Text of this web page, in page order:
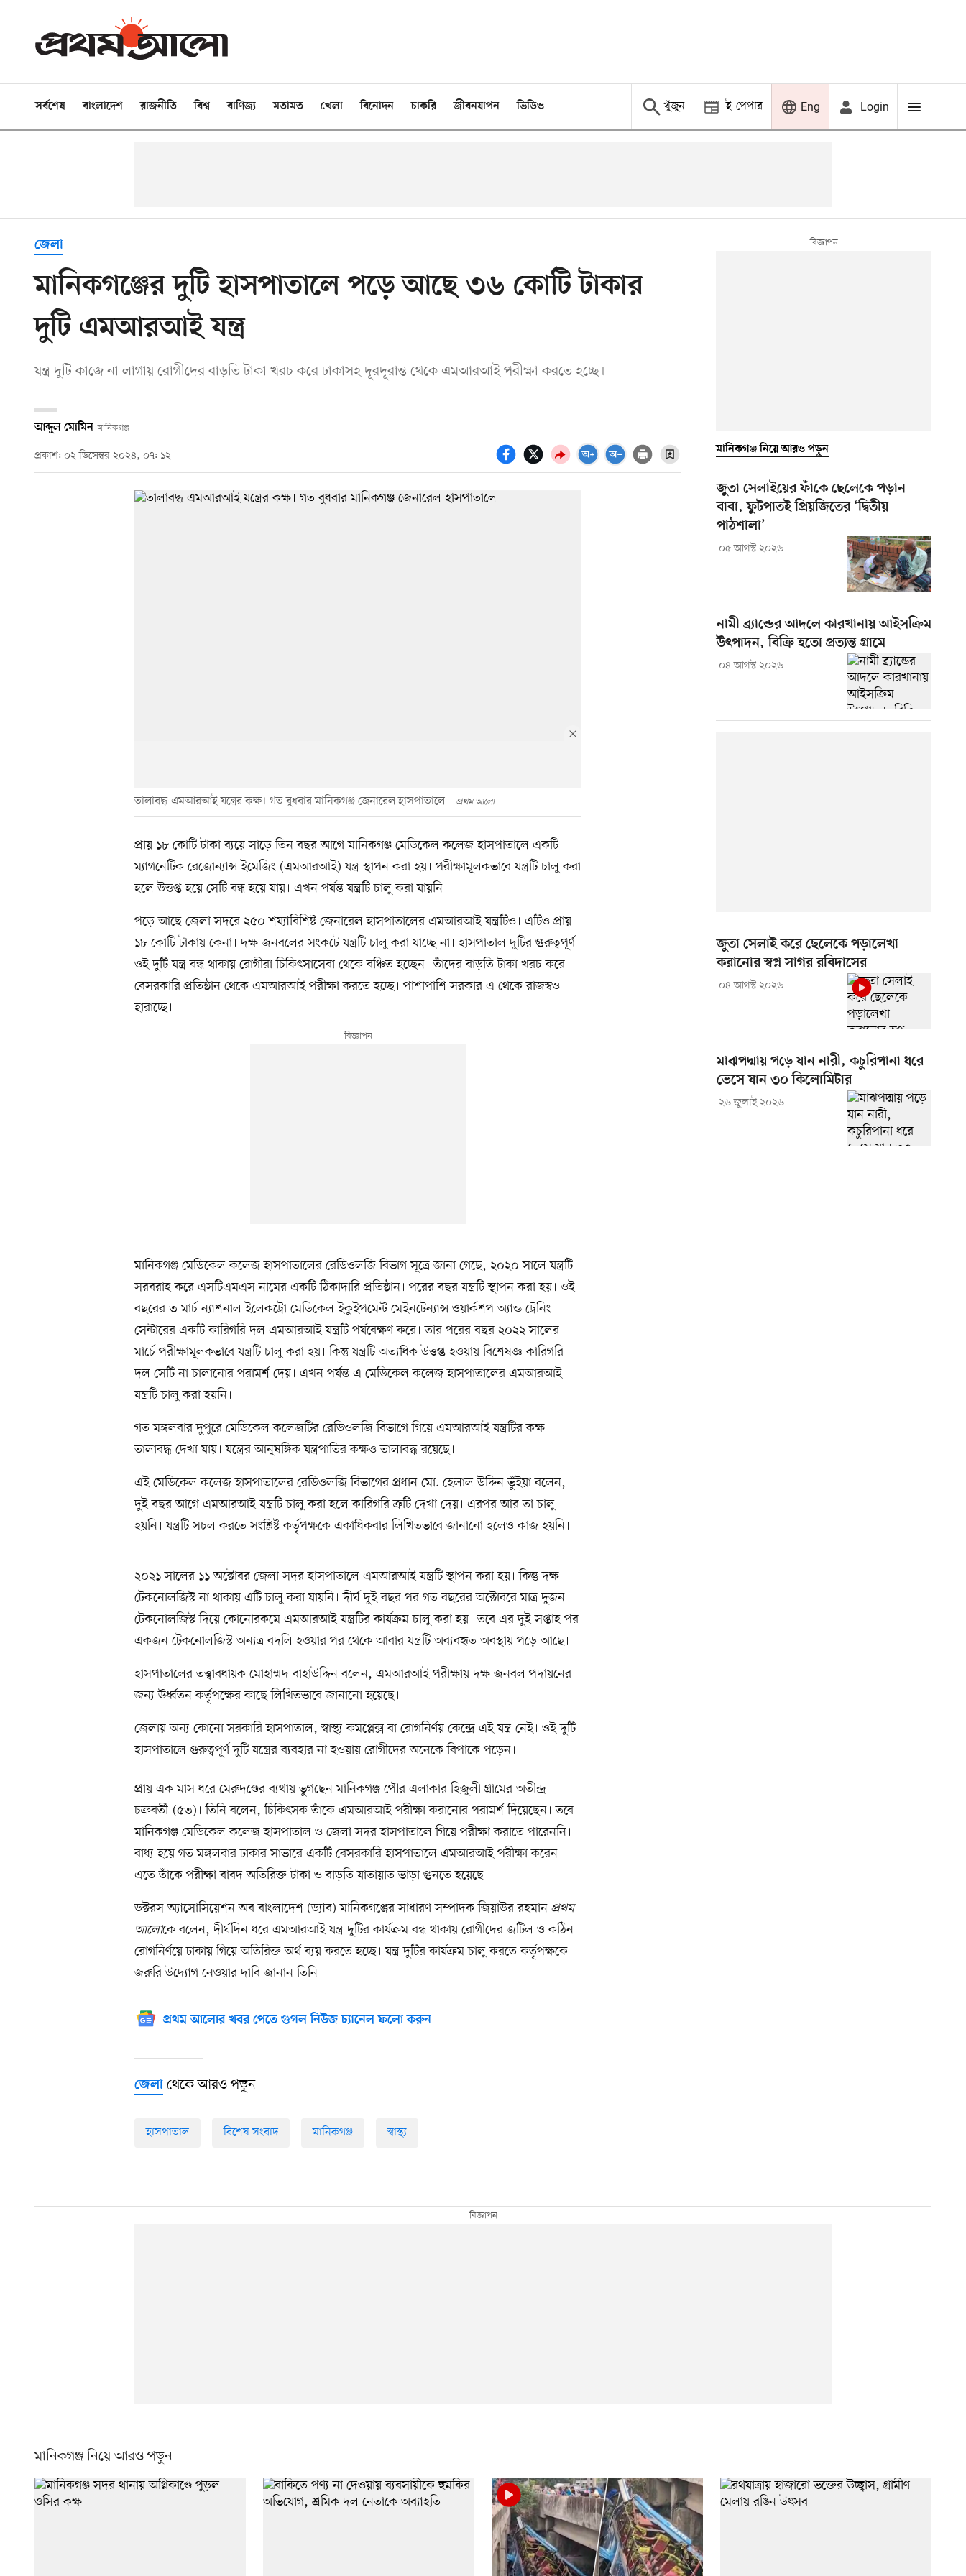
সর্বশেষ বাংলাদেশ রাজনীতি বিশ্ব বাণিজ্য মতামত খেলা বিনোদন চাকরি জীবনযাপন ভিডিও খুঁজুন ই-পেপার Eng Login
জেলা
মানিকগঞ্জের দুটি হাসপাতালে পড়ে আছে ৩৬ কোটি টাকার
দুটি এমআরআই যন্ত্র
যন্ত্র দুটি কাজে না লাগায় রোগীদের বাড়তি টাকা খরচ করে ঢাকাসহ দূরদূরান্ত থেকে এমআরআই পরীক্ষা করতে হচ্ছে।
আব্দুল মোমিন মানিকগঞ্জ
প্রকাশ: ০২ ডিসেম্বর ২০২৪, ০৭: ১২
তালাবদ্ধ এমআরআই যন্ত্রের কক্ষ। গত বুধবার মানিকগঞ্জ জেনারেল হাসপাতালে প্রথম আলো
প্রায় ১৮ কোটি টাকা ব্যয়ে সাড়ে তিন বছর আগে মানিকগঞ্জ মেডিকেল কলেজ হাসপাতালে একটি
ম্যাগনেটিক রেজোন্যান্স ইমেজিং (এমআরআই) যন্ত্র স্থাপন করা হয়। পরীক্ষামূলকভাবে যন্ত্রটি চালু করা
হলে উত্তপ্ত হয়ে সেটি বন্ধ হয়ে যায়। এখন পর্যন্ত যন্ত্রটি চালু করা যায়নি।
পড়ে আছে জেলা সদরে ২৫০ শয্যাবিশিষ্ট জেনারেল হাসপাতালের এমআরআই যন্ত্রটিও। এটিও প্রায়
১৮ কোটি টাকায় কেনা। দক্ষ জনবলের সংকটে যন্ত্রটি চালু করা যাচ্ছে না। হাসপাতাল দুটির গুরুত্বপূর্ণ
ওই দুটি যন্ত্র বন্ধ থাকায় রোগীরা চিকিৎসাসেবা থেকে বঞ্চিত হচ্ছেন। তাঁদের বাড়তি টাকা খরচ করে
বেসরকারি প্রতিষ্ঠান থেকে এমআরআই পরীক্ষা করতে হচ্ছে। পাশাপাশি সরকার এ থেকে রাজস্বও
হারাচ্ছে।
মানিকগঞ্জ মেডিকেল কলেজ হাসপাতালের রেডিওলজি বিভাগ সূত্রে জানা গেছে, ২০২০ সালে যন্ত্রটি
সরবরাহ করে এসটিএমএস নামের একটি ঠিকাদারি প্রতিষ্ঠান। পরের বছর যন্ত্রটি স্থাপন করা হয়। ওই
বছরের ৩ মার্চ ন্যাশনাল ইলেকট্রো মেডিকেল ইকুইপমেন্ট মেইনটেন্যান্স ওয়ার্কশপ অ্যান্ড ট্রেনিং
সেন্টারের একটি কারিগরি দল এমআরআই যন্ত্রটি পর্যবেক্ষণ করে। তার পরের বছর ২০২২ সালের
মার্চে পরীক্ষামূলকভাবে যন্ত্রটি চালু করা হয়। কিন্তু যন্ত্রটি অত্যধিক উত্তপ্ত হওয়ায় বিশেষজ্ঞ কারিগরি
দল সেটি না চালানোর পরামর্শ দেয়। এখন পর্যন্ত এ মেডিকেল কলেজ হাসপাতালের এমআরআই
যন্ত্রটি চালু করা হয়নি।
গত মঙ্গলবার দুপুরে মেডিকেল কলেজটির রেডিওলজি বিভাগে গিয়ে এমআরআই যন্ত্রটির কক্ষ
তালাবদ্ধ দেখা যায়। যন্ত্রের আনুষঙ্গিক যন্ত্রপাতির কক্ষও তালাবদ্ধ রয়েছে।
এই মেডিকেল কলেজ হাসপাতালের রেডিওলজি বিভাগের প্রধান মো. হেলাল উদ্দিন ভুঁইয়া বলেন,
দুই বছর আগে এমআরআই যন্ত্রটি চালু করা হলে কারিগরি ত্রুটি দেখা দেয়। এরপর আর তা চালু
হয়নি। যন্ত্রটি সচল করতে সংশ্লিষ্ট কর্তৃপক্ষকে একাধিকবার লিখিতভাবে জানানো হলেও কাজ হয়নি।
২০২১ সালের ১১ অক্টোবর জেলা সদর হাসপাতালে এমআরআই যন্ত্রটি স্থাপন করা হয়। কিন্তু দক্ষ
টেকনোলজিস্ট না থাকায় এটি চালু করা যায়নি। দীর্ঘ দুই বছর পর গত বছরের অক্টোবরে মাত্র দুজন
টেকনোলজিস্ট দিয়ে কোনোরকমে এমআরআই যন্ত্রটির কার্যক্রম চালু করা হয়। তবে এর দুই সপ্তাহ পর
একজন টেকনোলজিস্ট অন্যত্র বদলি হওয়ার পর থেকে আবার যন্ত্রটি অব্যবহৃত অবস্থায় পড়ে আছে।
হাসপাতালের তত্ত্বাবধায়ক মোহাম্মদ বাহাউদ্দিন বলেন, এমআরআই পরীক্ষায় দক্ষ জনবল পদায়নের
জন্য ঊর্ধ্বতন কর্তৃপক্ষের কাছে লিখিতভাবে জানানো হয়েছে।
জেলায় অন্য কোনো সরকারি হাসপাতাল, স্বাস্থ্য কমপ্লেক্স বা রোগনির্ণয় কেন্দ্রে এই যন্ত্র নেই। ওই দুটি
হাসপাতালে গুরুত্বপূর্ণ দুটি যন্ত্রের ব্যবহার না হওয়ায় রোগীদের অনেকে বিপাকে পড়েন।
প্রায় এক মাস ধরে মেরুদণ্ডের ব্যথায় ভুগছেন মানিকগঞ্জ পৌর এলাকার হিজুলী গ্রামের অতীন্দ্র
চক্রবর্তী (৫৩)। তিনি বলেন, চিকিৎসক তাঁকে এমআরআই পরীক্ষা করানোর পরামর্শ দিয়েছেন। তবে
মানিকগঞ্জ মেডিকেল কলেজ হাসপাতাল ও জেলা সদর হাসপাতালে গিয়ে পরীক্ষা করাতে পারেননি।
বাধ্য হয়ে গত মঙ্গলবার ঢাকার সাভারে একটি বেসরকারি হাসপাতালে এমআরআই পরীক্ষা করেন।
এতে তাঁকে পরীক্ষা বাবদ অতিরিক্ত টাকা ও বাড়তি যাতায়াত ভাড়া গুনতে হয়েছে।
ডক্টরস অ্যাসোসিয়েশন অব বাংলাদেশ (ড্যাব) মানিকগঞ্জের সাধারণ সম্পাদক জিয়াউর রহমান প্রথম
আলোকে বলেন, দীর্ঘদিন ধরে এমআরআই যন্ত্র দুটির কার্যক্রম বন্ধ থাকায় রোগীদের জটিল ও কঠিন
রোগনির্ণয়ে ঢাকায় গিয়ে অতিরিক্ত অর্থ ব্যয় করতে হচ্ছে। যন্ত্র দুটির কার্যক্রম চালু করতে কর্তৃপক্ষকে
জরুরি উদ্যোগ নেওয়ার দাবি জানান তিনি।
প্রথম আলোর খবর পেতে গুগল নিউজ চ্যানেল ফলো করুন
জেলা থেকে আরও পড়ুন
হাসপাতাল বিশেষ সংবাদ মানিকগঞ্জ স্বাস্থ্য
মানিকগঞ্জ নিয়ে আরও পড়ুন
জুতা সেলাইয়ের ফাঁকে ছেলেকে পড়ান
বাবা, ফুটপাতই প্রিয়জিতের ‘দ্বিতীয়
পাঠশালা’
০৫ আগস্ট ২০২৬
নামী ব্র্যান্ডের আদলে কারখানায় আইসক্রিম
উৎপাদন, বিক্রি হতো প্রত্যন্ত গ্রামে
০৪ আগস্ট ২০২৬
জুতা সেলাই করে ছেলেকে পড়ালেখা
করানোর স্বপ্ন সাগর রবিদাসের
০৪ আগস্ট ২০২৬
মাঝপদ্মায় পড়ে যান নারী, কচুরিপানা ধরে
ভেসে যান ৩০ কিলোমিটার
২৬ জুলাই ২০২৬
মানিকগঞ্জ নিয়ে আরও পড়ুন